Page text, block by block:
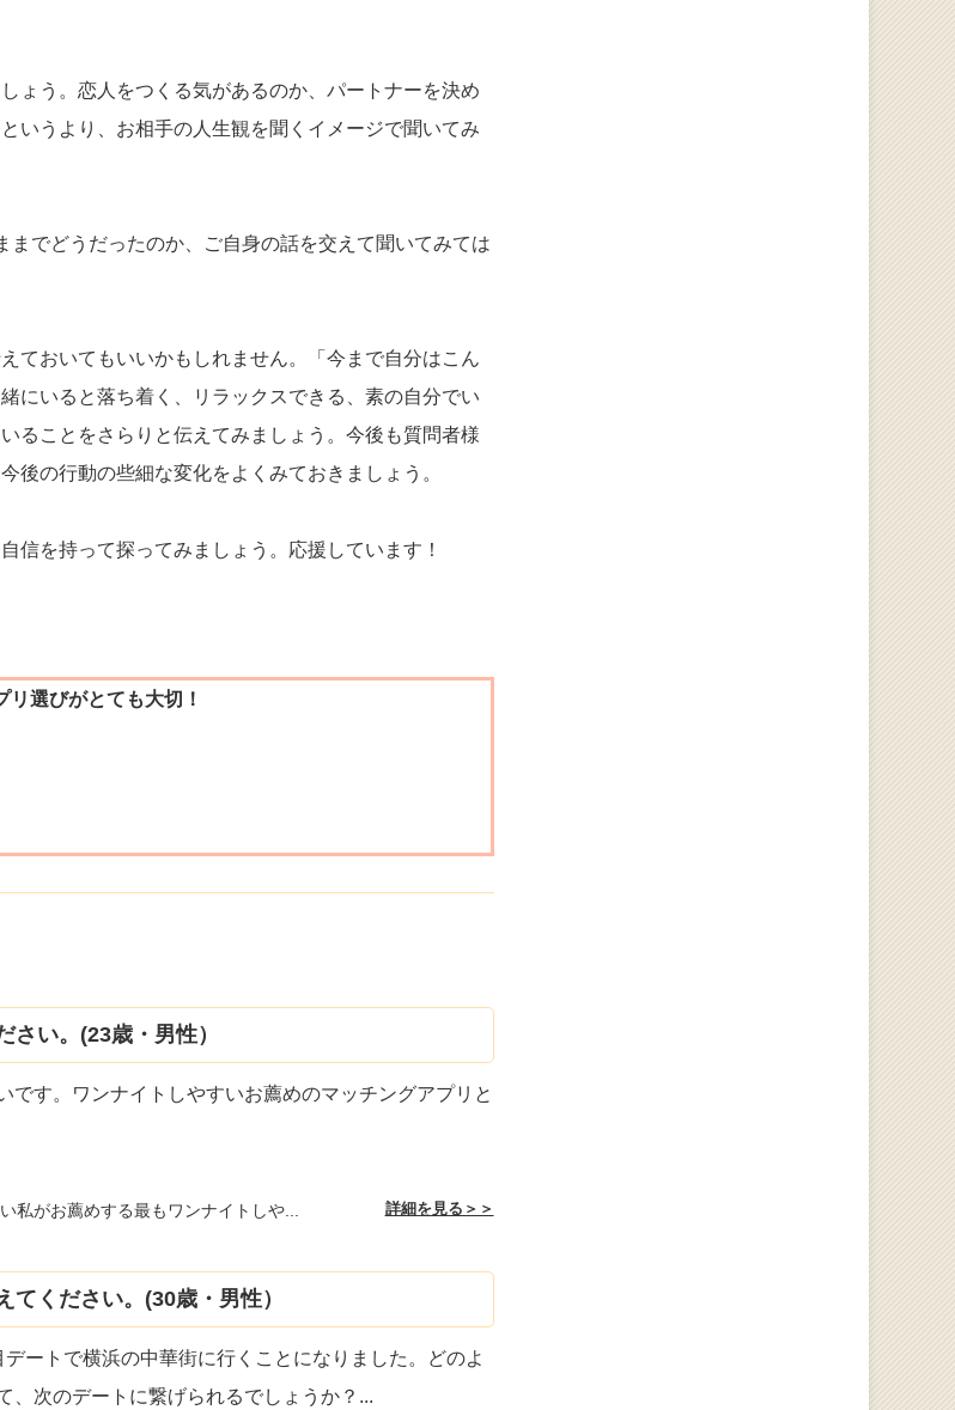
ょう。恋人をつくる気があるのか、パートナーを決め
いうより、お相手の人生観を聞くイメージで聞いてみ
でどうだったのか、ご自身の話を交えて聞いてみては
ておいてもいいかもしれません。「今まで自分はこん
にいると落ち着く、リラックスできる、素の自分でい
ることをさらりと伝えてみましょう。今後も質問者様
後の行動の些細な変化をよくみておきましょう。
信を持って探ってみましょう。応援しています！
リ選びがとても大切！
い。(23歳・男性）
です。ワンナイトしやすいお薦めのマッチングアプリと
私がお薦めする最もワンナイトしや... 詳細を見る＞＞
ください。(30歳・男性）
ートで横浜の中華街に行くことになりました。どのよ
、次のデートに繋げられるでしょうか？ ...